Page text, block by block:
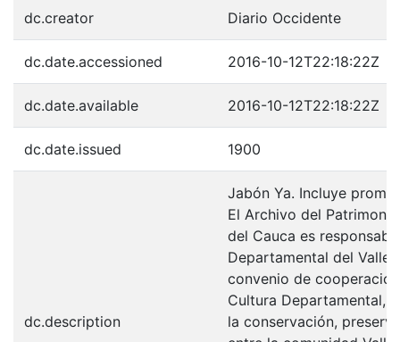
dc.creator Diario Occidente
dc.date.accessioned 2016-10-12T22:18:22Z
dc.date.available 2016-10-12T22:18:22Z
dc.date.issued 1900
dc.description
Jabón Ya. Incluye
El Archivo del
del Cauca es
Departamental del Valle
convenio de
Cultura Departamental,
la conservación,